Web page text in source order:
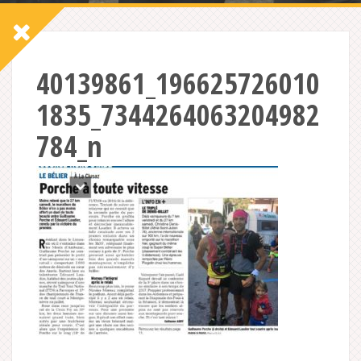
40139861_196625726010
1835_7344264063204982
784_n